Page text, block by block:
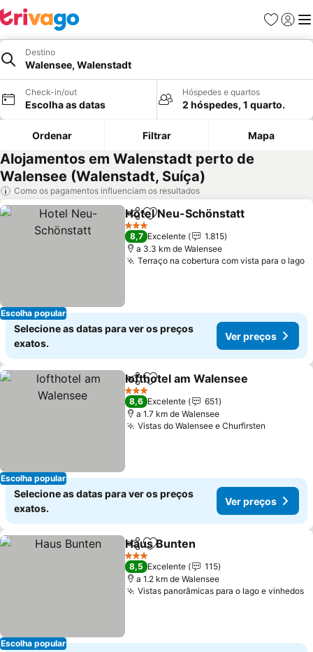
Favoritos
Iniciar
Destino
Walensee, Walenstadt
Check-in/out
Escolha as datas
Hóspedes e quartos
2 hóspedes, 1 quarto.
Ordenar Filtrar Mapa
Alojamentos em Walenstadt perto de
Walensee (Walenstadt, Suíça)
Como os pagamentos influenciam os resultados
Escolha popular
PartilharAdicionar aos favoritos
Hotel Neu-Schönstatt
3 Estrelas
8,7 Excelente
1.815
a 3.3 km de Walensee
Terraço na cobertura com vista para o lago
Selecione as datas para ver os preços
exatos.
Ver preços
Escolha popular
PartilharAdicionar aos favoritos
lofthotel am Walensee
3 Estrelas
8,6 Excelente
651
a 1.7 km de Walensee
Vistas do Walensee e Churfirsten
Selecione as datas para ver os preços
exatos.
Ver preços
Escolha popular
PartilharAdicionar aos favoritos
Haus Bunten
3 Estrelas
8,5 Excelente
115
a 1.2 km de Walensee
Vistas panorâmicas para o lago e vinhedos